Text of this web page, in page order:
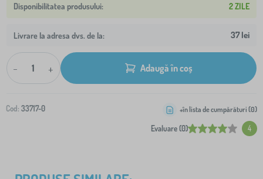
2 ZILE
Livrare la adresa dvs. de la: 37 lei
- + Adaugă în coș
Cod: 33717-0
Evaluare (0) 4
+în lista de cumpărături (0)